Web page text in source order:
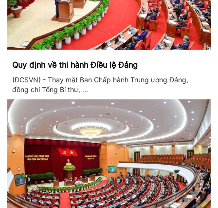
Quy định về thi hành Điều lệ Đảng
(ĐCSVN) - Thay mặt Ban Chấp hành Trung ương Đảng,
đồng chí Tổng Bí thư, ...